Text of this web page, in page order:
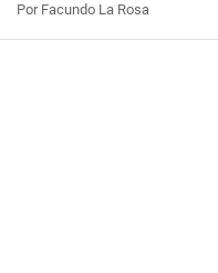
Por Facundo La Rosa